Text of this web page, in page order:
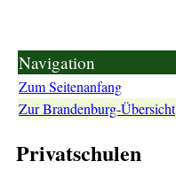
Navigation
Zum Seitenanfang
Zur Brandenburg-Übersicht
Privatschulen